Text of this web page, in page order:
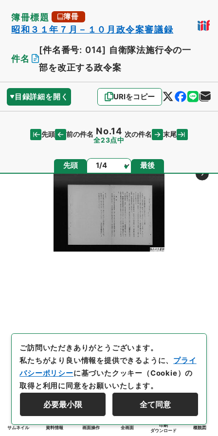
簿冊標題 簿冊
昭和３１年７月－１０月政令案審議録
件名
[件名番号: 014] 自衛隊法施行令の一
部を改正する政令案
目録詳細を開く URIをコピー
先頭 前の件名 No.14
全23点中
次の件名 末尾
先頭 ページ 最後
サムネイル 資料情報 画面操作 全画面
印刷
ダウンロード
概観図
ご訪問いただきありがとうございます。
私たちがより良い情報を提供できるように、 プライ
バシーポリシーに基づいたクッキー（Cookie）の
取得と利用に同意をお願いいたします。
必要最小限 全て同意